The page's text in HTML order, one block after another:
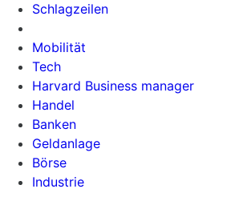
Schlagzeilen
Mobilität
Tech
Harvard Business manager
Handel
Banken
Geldanlage
Börse
Industrie